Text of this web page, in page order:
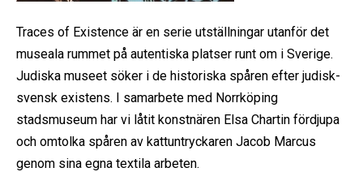
Traces of Existence är en serie utställningar utanför det
museala rummet på autentiska platser runt om i Sverige.
Judiska museet söker i de historiska spåren efter judisk-
svensk existens. I samarbete med Norrköping
stadsmuseum har vi låtit konstnären Elsa Chartin fördjupa
och omtolka spåren av kattuntryckaren Jacob Marcus
genom sina egna textila arbeten.